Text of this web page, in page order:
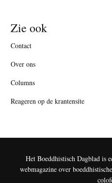
Zie ook
Contact
Over ons
Columns
Reageren op de krantensite
Het Boeddhistisch Dagblad is
webmagazine over